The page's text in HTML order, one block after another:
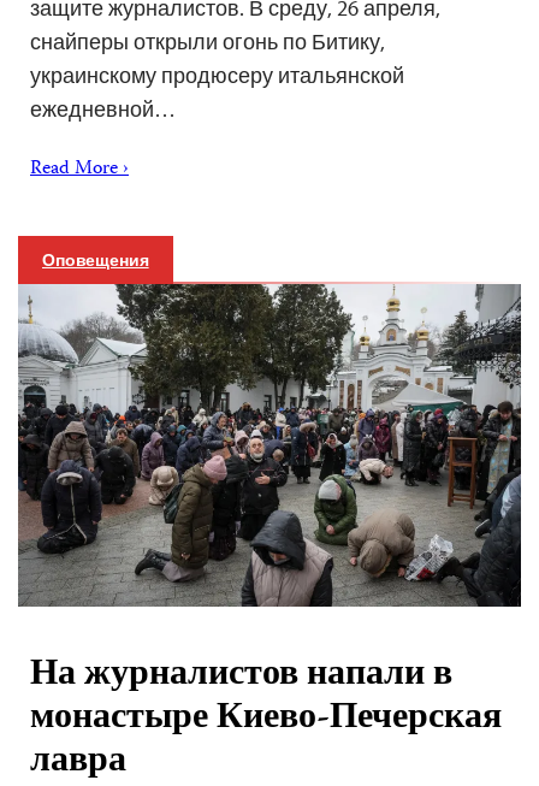
защите журналистов. В среду, 26 апреля,
снайперы открыли огонь по Битику,
украинскому продюсеру итальянской
ежедневной…
Read More ›
Оповещения
На журналистов напали в
монастыре Киево-Печерская
лавра